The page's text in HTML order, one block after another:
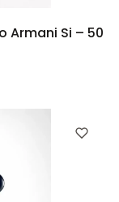
Armani Si – 50